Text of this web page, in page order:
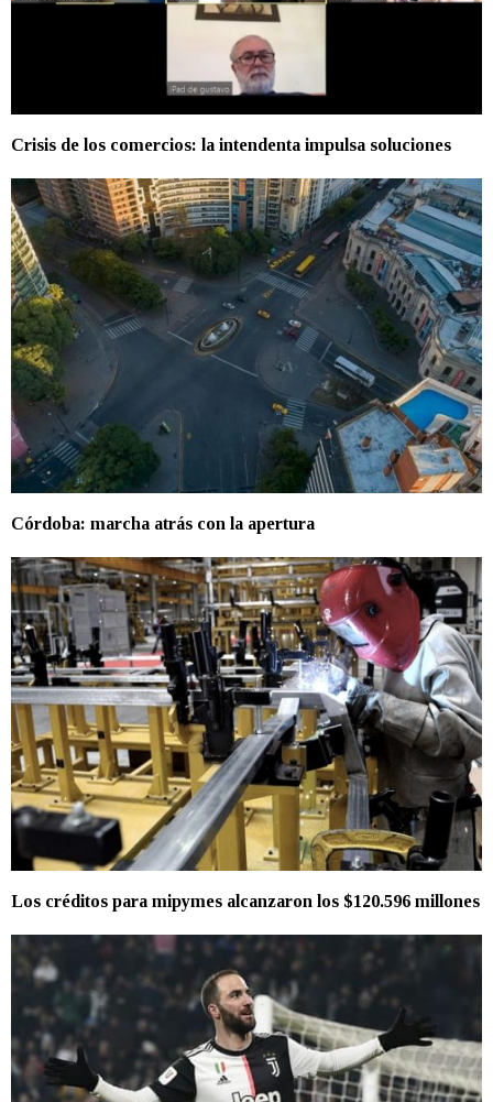
Crisis de los comercios: la intendenta impulsa soluciones
Córdoba: marcha atrás con la apertura
Los créditos para mipymes alcanzaron los $120.596 millones